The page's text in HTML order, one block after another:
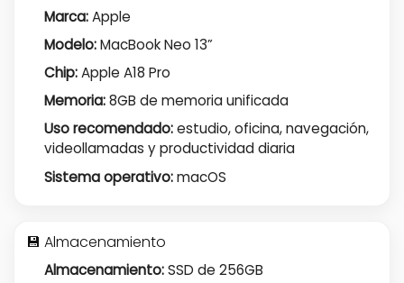
Marca:Apple
Modelo:MacBook Neo 13”
Chip:Apple A18 Pro
Memoria:8GB de memoria unificada
Uso recomendado:estudio, oficina, navegación,
videollamadas y productividad diaria
Sistema operativo:macOS
💾 Almacenamiento
Almacenamiento:SSD de 256GB